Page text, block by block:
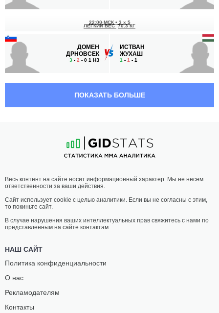
ДОМЕН
ДРНОВСЕК
3 - 2 - 0 1 НЗ
22:00 МСК • 3 x 5
ЛЕГКИЙ ВЕС 70.3 КГ
ИСТВАН
ЖУХАШ
1 - 1 - 1
РАМДЕДОВИЧ
1-0- 0
21:00 МСК•
ПОЛУЛЕГКИЙ ВЕС 65.8 КГ
ПОЛИК
ПОКАЗАТЬ БОЛЬШЕ
Весь контент на сайте носит информационный характер. Мы не несем
ответственности за ваши действия.
Сайт использует cookie с целью аналитики. Если вы не согласны с этим,
то покиньте сайт.
В случае нарушения ваших интеллектуальных прав свяжитесь с нами по
представленным на сайте контактам.
НАШ САЙТ
Политика конфиденциальности
О нас
Рекламодателям
Контакты